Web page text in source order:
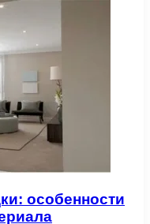
особенности